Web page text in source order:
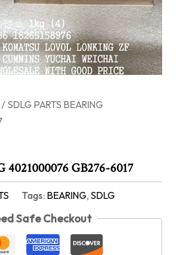
/ SDLG PARTS BEARING
GB276-6017
Tags:BEARING,SDLG
Safe Checkout